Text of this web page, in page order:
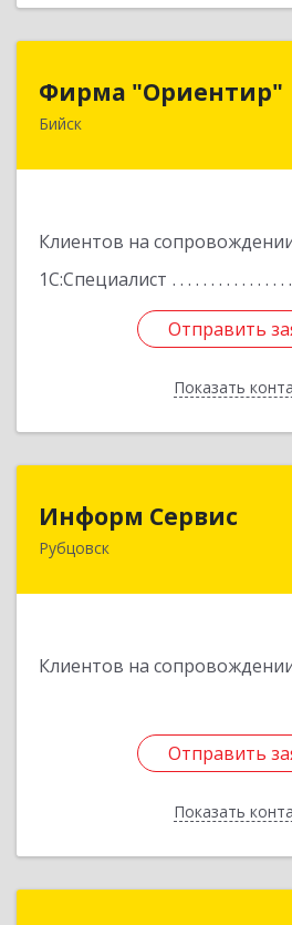
Фирма "Ориентир"
Бийск
Клиентов на
1С:Специалист
Отправить
Показать
659300, Алтайский край,
Отправить
Назад
Информ Сервис
Рубцовск
Клиентов на
Отправить
Показать
658204, Алтайский край,
Отправить
Назад